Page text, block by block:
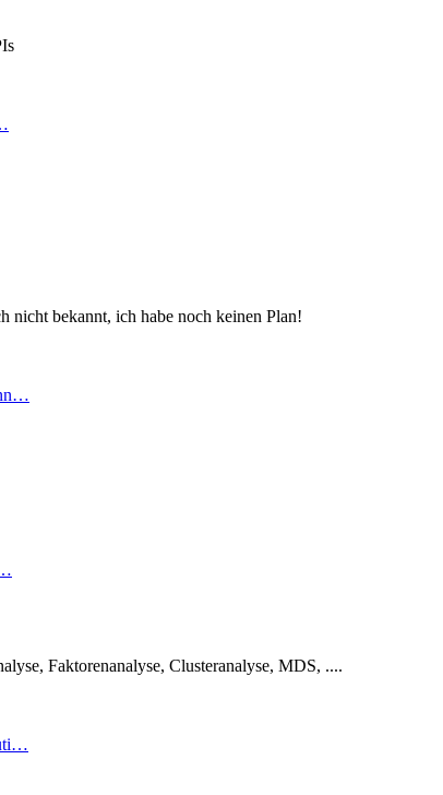
nicht bekannt, ich habe noch keinen Plan!
Faktorenanalyse, Clusteranalyse, MDS, ....